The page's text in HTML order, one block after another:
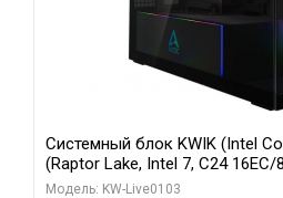
Системный блок KWIK (Intel
(Raptor Lake, Intel 7, C24
модуля)/ Afox RTX4090 24GB
Модель: KW-Live0103